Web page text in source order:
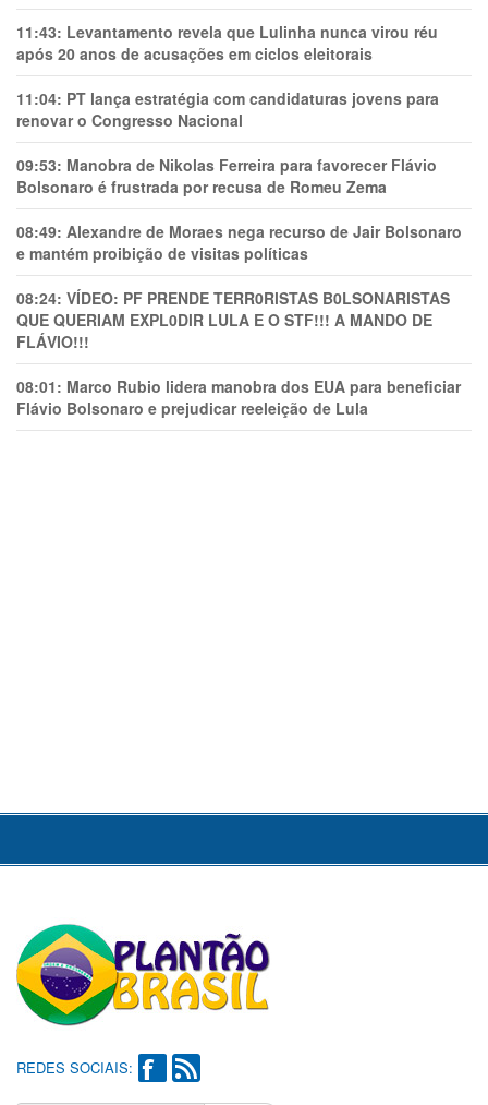
11:43: Levantamento revela que Lulinha nunca virou réu
após 20 anos de acusações em ciclos eleitorais
11:04: PT lança estratégia com candidaturas jovens para
renovar o Congresso Nacional
09:53: Manobra de Nikolas Ferreira para favorecer Flávio
Bolsonaro é frustrada por recusa de Romeu Zema
08:49: Alexandre de Moraes nega recurso de Jair Bolsonaro
e mantém proibição de visitas políticas
08:24: VÍDEO: PF PRENDE TERR0RlSTAS B0LSONARlSTAS
QUE QUERIAM EXPL0DlR LULA E O STF!!! A MANDO DE
FLÁVIO!!!
08:01: Marco Rubio lidera manobra dos EUA para beneficiar
Flávio Bolsonaro e prejudicar reeleição de Lula
REDES SOCIAIS: